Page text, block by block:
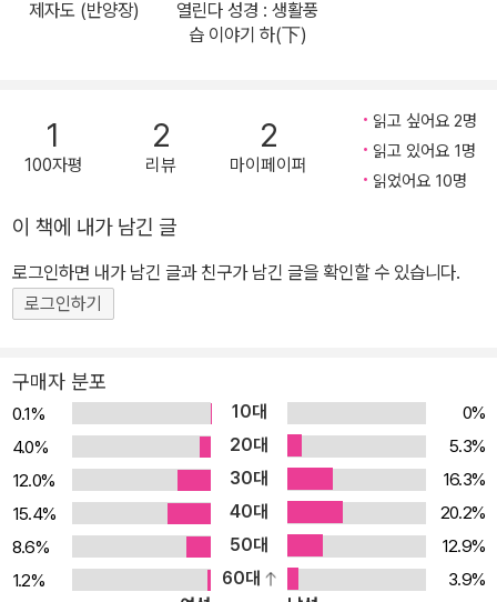
과 그 주장들을 액면 그대로 받아들이는 것이다. [이 책의 차별성] 1)
지, 산상수훈은 이 시대에 적절한지, 과연 도달 가능한 실제적 말씀인
지를 하나하나 살펴보며 우리 신앙을 점검하고 예수님의 선언대로 살
수 있는 길을 제시한다. 3) 맛을 잃고 버려져 사람들에게 밝히고 있는
국 교회와 그리스도인들에게 세상에 대안이 될 수 있는 모습을 제시
한다.
제자도 (반양장)
열린다 성경 : 생활풍
습 이야기 하(下)
1
100자평
2
리뷰
2
마이페이퍼
읽고 싶어요 2명
읽고 있어요 1명
읽었어요 10명
이 책에 내가 남긴 글
로그인하면 내가 남긴 글과 친구가 남긴 글을 확인할 수 있습니다.
로그인하기
구매자 분포
0.1% 10대
0%
4.0%
20대
5.3%
12.0%
30대
16.3%
15.4%
40대
20.2%
8.6%
50대
12.9%
1.2%
60대
3.9%